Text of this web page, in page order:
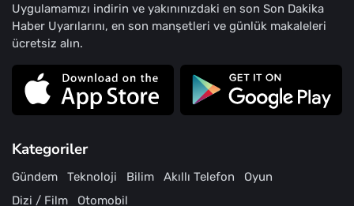
Uygulamamızı indirin ve yakınınızdaki en son Son Dakika
Haber Uyarılarını, en son manşetleri ve günlük makaleleri
ücretsiz alın.
Kategoriler
Gündem Teknoloji Bilim Akıllı Telefon
Oyun
Dizi / Film
Otomobil